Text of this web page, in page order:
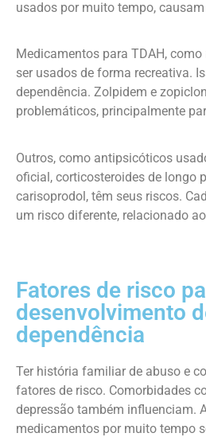
usados por muito tempo,
Medicamentos para TDAH,
ser usados de forma recreativa.
dependência. Zolpidem e
problemáticos, principalmente
Outros, como antipsicóticos
oficial, corticosteroides de longo
carisoprodol, têm seus riscos.
um risco diferente, relacionado
Fatores de risco
desenvolvimento
dependência
Ter história familiar de abuso e
fatores de risco. Comorbidades
depressão também influenciam.
medicamentos por muito tempo